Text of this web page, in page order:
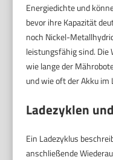
Energiedichte und
bevor ihre Kapazität
noch Nickel-
leistungsfähig sind. Die
wie lange der
und wie oft der Akku
Ladezyklen
Ein Ladezyklus
anschließende